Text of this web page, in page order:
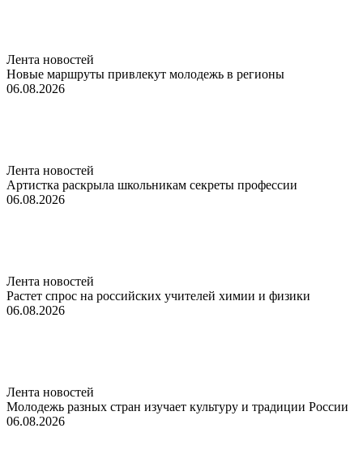
Лента новостей
Новые маршруты привлекут молодежь в регионы
06.08.2026
Лента новостей
Артистка раскрыла школьникам секреты профессии
06.08.2026
Лента новостей
Растет спрос на российских учителей химии и физики
06.08.2026
Лента новостей
Молодежь разных стран изучает культуру и традиции России
06.08.2026